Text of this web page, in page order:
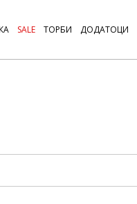
SALE ТОРБИ ДОДАТОЦИ